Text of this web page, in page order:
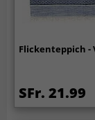
Flickenteppich -
SFr. 21.99